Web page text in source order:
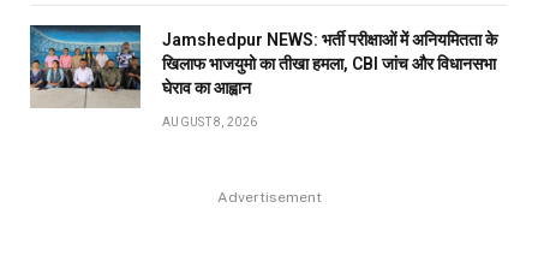
Jamshedpur NEWS: भर्ती परीक्षाओं में अनियमितता के
खिलाफ भाजयुमो का तीखा हमला, CBI जांच और विधानसभा
घेराव का आह्वान
AUGUST 8, 2026
Advertisement